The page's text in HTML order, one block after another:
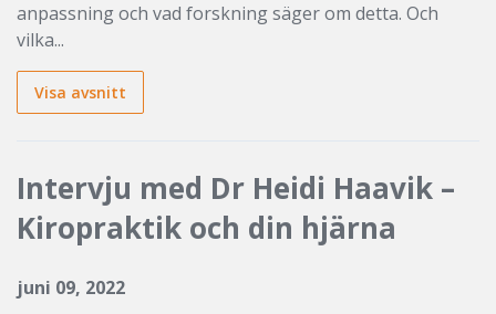
anpassning och vad forskning säger om detta. Och
vilka...
Visa avsnitt
Intervju med Dr Heidi Haavik –
Kiropraktik och din hjärna
juni 09, 2022